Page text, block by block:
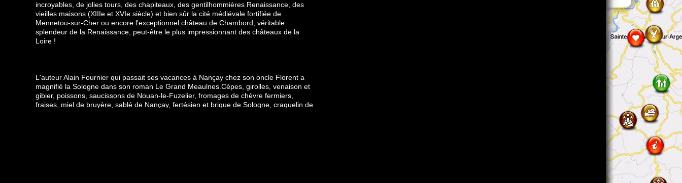
incroyables, de jolies tours, des chapiteaux, des gentilhommières Renaissance, des
vieilles maisons (XIIIe et XVIe siècle) et bien sûr la cité médiévale fortifiée de
Mennetou-sur-Cher ou encore l'exceptionnel château de Chambord, véritable
splendeur de la Renaissance, peut-être le plus impressionnant des châteaux de la
Loire !
L'auteur Alain Fournier qui passait ses vacances à Nançay chez son oncle Florent a
magnifié la Sologne dans son roman Le Grand Meaulnes.Cèpes, girolles, venaison et
gibier, poissons, saucissons de Nouan-le-Fuzelier, fromages de chèvre fermiers,
fraises, miel de bruyère, sablé de Nançay, fertésien et brique de Sologne, craquelin de